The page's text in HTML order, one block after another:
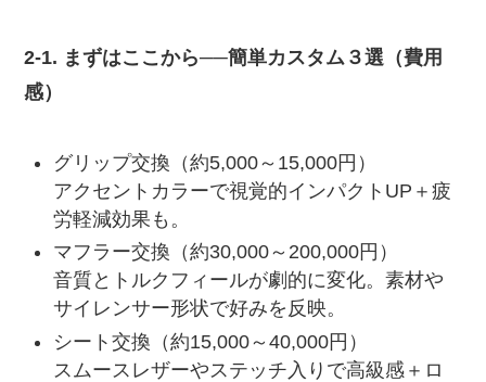
2-1. まずはここから──簡単カスタム３選（費用
感）
グリップ交換（約5,000～15,000円）
アクセントカラーで視覚的インパクトUP＋疲
労軽減効果も。
マフラー交換（約30,000～200,000円）
音質とトルクフィールが劇的に変化。素材や
サイレンサー形状で好みを反映。
シート交換（約15,000～40,000円）
スムースレザーやステッチ入りで高級感＋ロ